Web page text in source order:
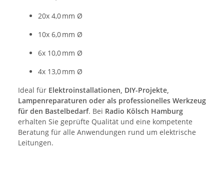
20x 4,0 mm Ø
10x 6,0 mm Ø
6x 10,0 mm Ø
4x 13,0 mm Ø
Ideal für Elektroinstallationen, DIY-Projekte,
Lampenreparaturen oder als professionelles Werkzeug
für den Bastelbedarf. Bei Radio Kölsch Hamburg
erhalten Sie geprüfte Qualität und eine kompetente
Beratung für alle Anwendungen rund um elektrische
Leitungen.